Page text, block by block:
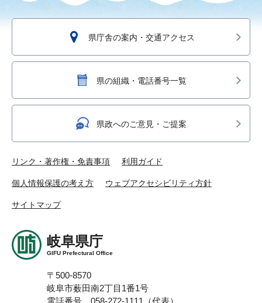
県庁舎の案内・交通アクセス
県の組織・電話番号一覧
県政へのご意見・ご提案
リンク・著作権・免責事項 利用ガイド
個人情報保護の考え方 ウェブアクセシビリティ方針
サイトマップ
岐阜県庁
GIFU Prefectural Office
〒500-8570
岐阜市薮田南2丁目1番1号
電話番号 058-272-1111（代表）